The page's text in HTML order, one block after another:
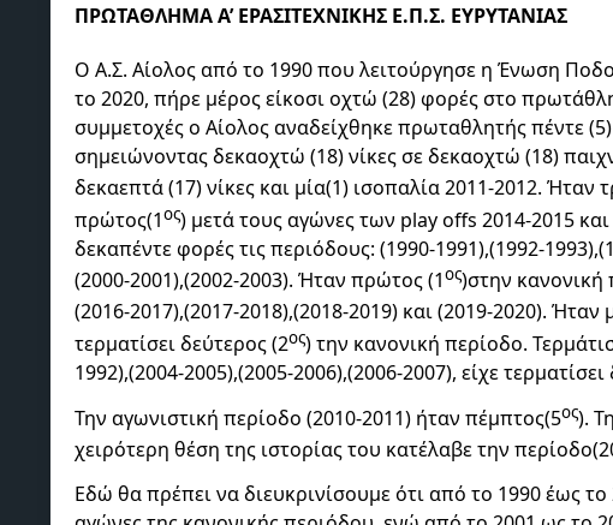
ΠΡΩΤΑΘΛΗΜΑ Α’ ΕΡΑΣΙΤΕΧΝΙΚΗΣ Ε.Π.Σ. ΕΥΡΥΤΑΝΙΑΣ
Ο Α.Σ. Αίολος από το 1990 που λειτούργησε η Ένωση
το 2020, πήρε μέρος είκοσι οχτώ (28) φορές στο
συμμετοχές ο Αίολος αναδείχθηκε πρωταθλητής πέντε
σημειώνοντας δεκαοχτώ (18) νίκες σε δεκαοχτώ (18)
δεκαεπτά (17) νίκες και μία(1) ισοπαλία 2011-2012. Ήταν
πρώτος(1ος) μετά τους αγώνες των play offs 2014-2015
δεκαπέντε φορές τις περιόδους: (1990-1991),(1992-
(2000-2001),(2002-2003). Ήταν πρώτος (1ος)στην κανονική
(2016-2017),(2017-2018),(2018-2019) και (2019-2020). Ήταν
τερματίσει δεύτερος (2ος) την κανονική περίοδο.
1992),(2004-2005),(2005-2006),(2006-2007), είχε
Την αγωνιστική περίοδο (2010-2011) ήταν πέμπτος(5ος).
χειρότερη θέση της ιστορίας του κατέλαβε την
Εδώ θα πρέπει να διευκρινίσουμε ότι από το 1990 έως